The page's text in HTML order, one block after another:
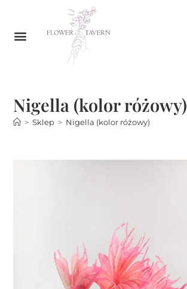
Nigella (kolor różowy)
> Sklep > Nigella (kolor różowy)